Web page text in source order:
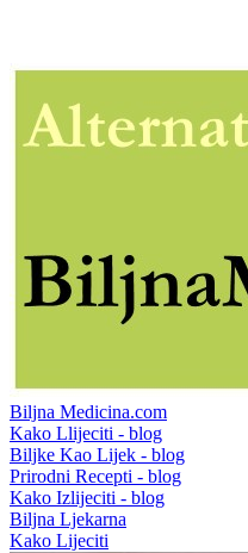
Biljna Medicina.com
Kako Llijeciti - blog
Biljke Kao Lijek - blog
Prirodni Recepti - blog
Kako Izlijeciti - blog
Biljna Ljekarna
Kako Lijeciti